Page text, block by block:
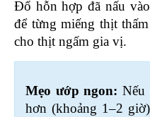
Đổ hỗn hợp đã nấu
để từng miếng thịt
cho thịt ngấm gia vị.
Mẹo ướp ngon: Nếu
hơn (khoảng 1–2